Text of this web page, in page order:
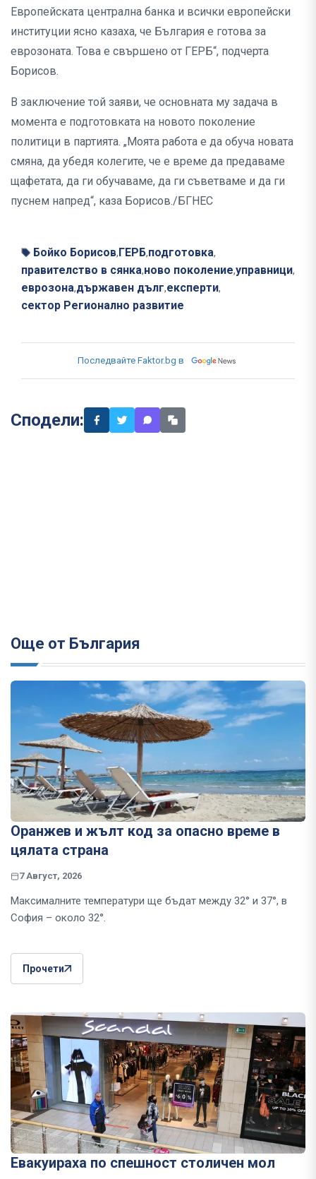
Европейската централна банка и всички европейски
институции ясно казаха, че България е готова за
еврозоната. Това е свършено от ГЕРБ“, подчерта
Борисов.
В заключение той заяви, че основната му задача в
момента е подготовката на новото поколение
политици в партията. „Моята работа е да обуча новата
смяна, да убедя колегите, че е време да предаваме
щафетата, да ги обучаваме, да ги съветваме и да ги
пуснем напред“, каза Борисов./БГНЕС
Бойко Борисов, ГЕРБ,подготовка,
правителство в сянка,ново поколение,управници,
еврозона,държавен дълг,експерти,
сектор Регионално развитие
Последвайте Faktor.bg в
Сподели:
Още от България
Оранжев и жълт код за опасно време в
цялата страна
7 Август, 2026
Максималните температури ще бъдат между 32° и 37°, в
София – около 32°.
Прочети
Евакуираха по спешност столичен мол